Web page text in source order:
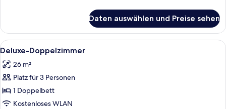
Daten auswählen und Preise sehen
Alle
Fotos
für
Deluxe-
Doppelzimmer
anzeigen
Ein Hotelzimmer mit einem grünen
4
Deluxe-Doppelzimmer
26 m²
Platz für 3 Personen
1 Doppelbett
Kostenloses WLAN